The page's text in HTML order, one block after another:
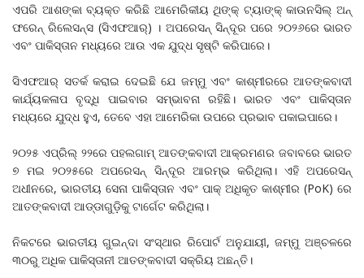
ଏପରି ଆଶଙ୍କା ବ୍ୟକ୍ତ କରିଛି ଆମେରିକୀୟ ଥିଙ୍କ୍ ଟ୍ୟାଙ୍କ୍ କାଉନସିଲ୍ ଅନ୍
ଫରେନ୍ ରିଲେସନ୍ସ (ସିଏଫଆର୍) । ଅପରେସନ୍ ସିନ୍ଦୂର ପରେ ୨୦୨୬ରେ ଭାରତ
ଏବଂ ପାକିସ୍ତାନ ମଧ୍ୟରେ ଆଉ ଏକ ଯୁଦ୍ଧ ସୃଷ୍ଟି କରିପାରେ।
ସିଏଫଆର୍ ସତର୍କ କରାଇ ଦେଇଛି ଯେ ଜମ୍ମୁ ଏବଂ କାଶ୍ମୀରରେ ଆତଙ୍କବାଦୀ
କାର୍ଯ୍ୟକଳାପ ବୃଦ୍ଧି ପାଇବାର ସମ୍ଭାବନା ରହିଛି। ଭାରତ ଏବଂ ପାକିସ୍ତାନ
ମଧ୍ୟରେ ଯୁଦ୍ଧ ହୁଏ, ତେବେ ଏହା ଆମେରିକା ଉପରେ ପ୍ରଭାବ ପକାଇପାରେ।
୨୦୨୫ ଏପ୍ରିଲ୍ ୨୨ରେ ପହଲଗାମ୍ ଆତଙ୍କବାଦୀ ଆକ୍ରମଣର ଜବାବରେ ଭାରତ
୭ ମଇ ୨୦୨୫ରେ ଅପରେସନ୍ ସିନ୍ଦୂର ଆରମ୍ଭ କରିଥିଲା। ଏହି ଅପରେସନ୍
ଅଧୀନରେ, ଭାରତୀୟ ସେନା ପାକିସ୍ତାନ ଏବଂ ପାକ୍ ଅଧିକୃତ କାଶ୍ମୀର (PoK) ରେ
ଆତଙ୍କବାଦୀ ଆଡ୍ଡାଗୁଡ଼ିକୁ ଟାର୍ଗେଟ କରିଥିଲା।
ନିକଟରେ ଭାରତୀୟ ଗୁଇନ୍ଦା ସଂସ୍ଥାର ରିପୋର୍ଟ ଅନୁଯାୟୀ, ଜମ୍ମୁ ଅଞ୍ଚଳରେ
୩୦ରୁ ଅଧିକ ପାକିସ୍ତାନୀ ଆତଙ୍କବାଦୀ ସକ୍ରିୟ ଅଛନ୍ତି।